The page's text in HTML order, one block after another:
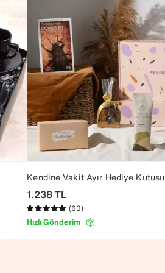
Kendine Vakit Ayır Hediye Kutusu
1.238TL
(60)
Hızlı Gönderim